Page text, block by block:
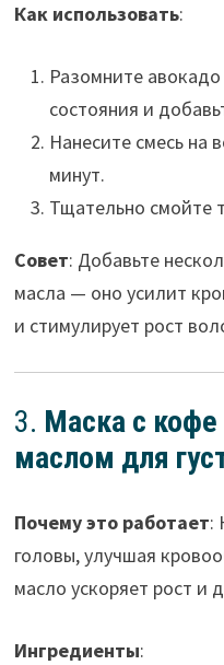
Как использовать:
Разомните
состояния и
Нанесите смесь на
минут.
Тщательно смойте
Совет: Добавьте
масла — оно усилит
и стимулирует рост
3. Маска с
маслом для
Почему это работает:
головы, улучшая
масло ускоряет рост и
Ингредиенты: